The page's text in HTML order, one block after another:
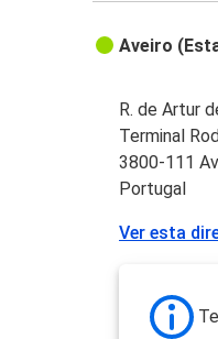
Aveiro
R. de Artur
Terminal
3800-111
Portugal
Ver esta